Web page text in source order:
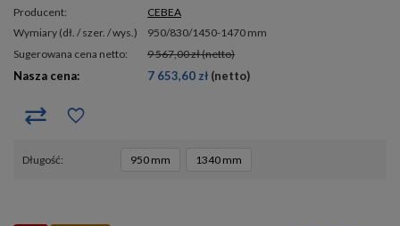
Producent:
CEBEA
wymiary (dł. / szer. / wys.)
950/830/1450-1470 mm
Sugerowana cena netto:
9 567,00 zł(netto)
Nasza cena: 7 653,60 zł (netto)
długość 950 mm 1340 mm